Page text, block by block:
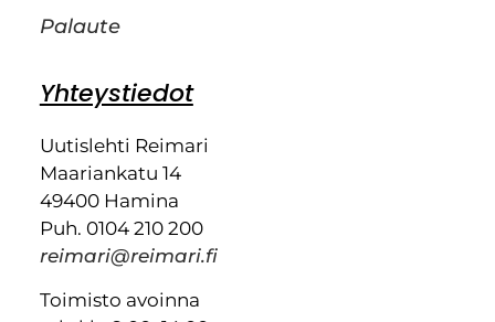
Palaute
Yhteystiedot
Uutislehti Reimari
Maariankatu 14
49400 Hamina
Puh. 0104 210 200
reimari@reimari.fi
Toimisto avoinna